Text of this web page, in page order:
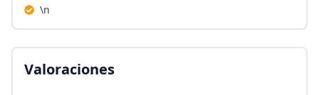
\n
Valoraciones